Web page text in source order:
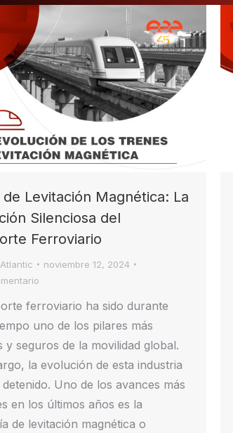
Levitación Magnética: La
Silenciosa del
Ferroviario
Atlantic
noviembre 12, 2024
ferroviario ha sido durante
uno de los pilares más
y seguros de la movilidad global.
la evolución de esta industria
Uno de los avances más
en los últimos años es la
de levitación magnética o